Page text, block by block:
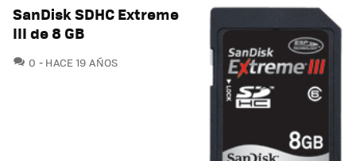
SanDisk SDHC Extreme
III de 8 GB
0 COMENTARIOS
HACE 19 AÑOS